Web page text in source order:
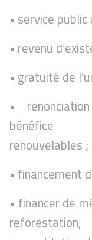
• service
• revenu
• gratuité de
•
bénéfice
renouvelables ;
• financement
• financer de